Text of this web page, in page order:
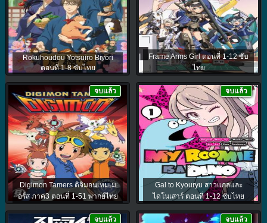
Rokuhoudou Yotsuiro Biyori
ตอนที่ 1-8 ซับไทย
Frame Arms Girl ตอนที่ 1-12 ซับ
ไทย
Digimon Tamers ดิจิมอนเทมเม
อร์ส ภาค3 ตอนที่ 1-51 พากย์ไทย
จบแล้ว
Gal to Kyouryu สาวแกลและ
ไดโนเสาร์ ตอนที่ 1-12 ซับไทย
จบแล้ว
จบแล้ว จบแล้ว